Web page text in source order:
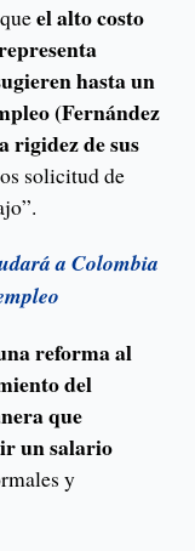
el alto costo
hasta un
(Fernández
rigidez de sus
solicitud de
a Colombia
reforma al
del
que
un salario
y